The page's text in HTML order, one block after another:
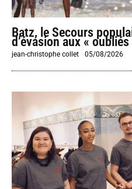
Batz, le Secours
d’évasion aux «
jean-christophe collet -05/08/2026